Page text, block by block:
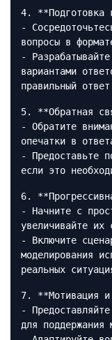
4. **Подготовка
-
вопросы в
-
вариантами
правильный
5. **Обратная
- Обратите
опечатки в
- Предоставьте
если это
6.
- Начните с
увеличивайте их
- Включите
моделирования
реальных
7. **Мотивация и
-
для поддержания